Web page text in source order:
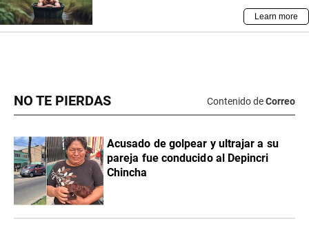
NO TE PIERDAS Contenido deCorreo
Acusado de golpear y ultrajar a su
pareja fue conducido al Depincri
Chincha